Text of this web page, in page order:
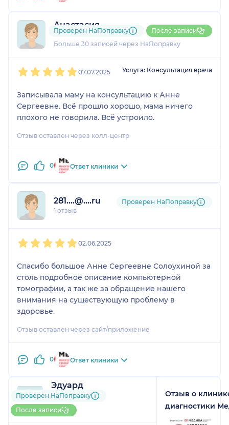
Анастасия
3 отзываи 2 оценки
Больше 30 записей через НаПоправку
Проверен НаПоправку После записи
07.07.2025 Услуга: Консультация врача
Записывала маму на консультацию к Анне
Сергеевне. Всё прошло хорошо, мама ничего
плохого не говорила. Всё устроило.
Отзыв оставлен через колл-центр
0 Ответ клиники
281....@....ru
1 отзыв
Проверен НаПоправку
02.06.2025
Спасибо большое Анне Сергеевне Солоухиной за
столь подробное описание компьютерной
томографии, а так же за обращение нашего
внимания на существующую проблему в
здоровье.
Отзыв оставлен через сайт/приложение
0 Ответ клиники
Эдуард
1 отзыв
До 5 записей через
НаПоправку
Проверен НаПоправку
После записи
Отзыв о
диагностики